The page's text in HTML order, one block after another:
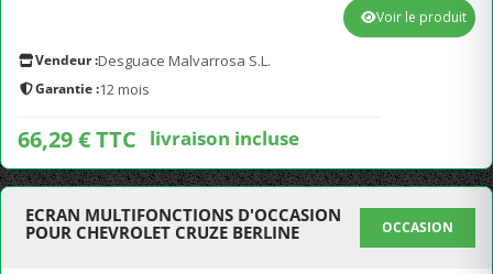
Vendeur :Desguace Malvarrosa S.L.
Garantie :12 mois
66,29 € TTC livraison incluse
Voir le produit
ECRAN MULTIFONCTIONS D'OCCASION
POUR CHEVROLET CRUZE BERLINE
OCCASION